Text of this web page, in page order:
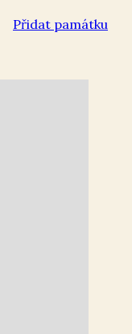
Přidat památku